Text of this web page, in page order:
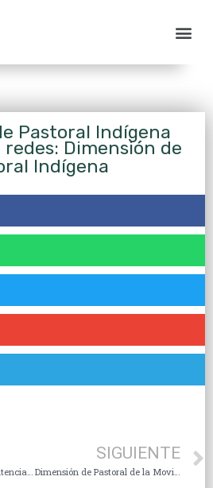
Pastoral Indígena
Dimensión de
Indígena
Dimensión de Pastoral Penitenciaria
SIGUIENTE
Dimensión de Pastoral de la Movilidad Humana